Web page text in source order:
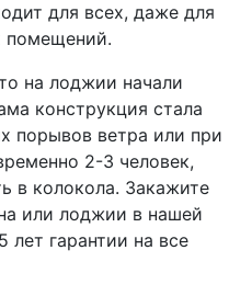
для всех, даже для
помещений.
на лоджии начали
конструкция стала
порывов ветра или при
2-3 человек,
в колокола. Закажите
или лоджии в нашей
лет гарантии на все